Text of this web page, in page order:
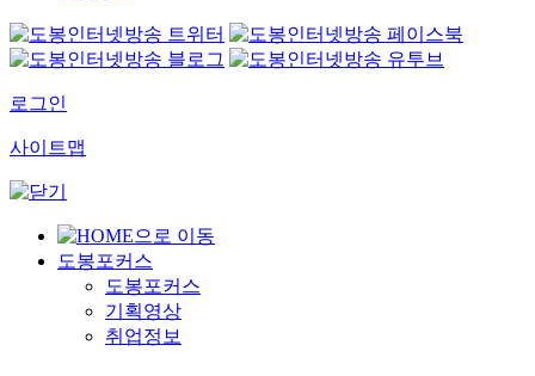
로그인
사이트맵
도봉포커스
도봉포커스
기획영상
취업정보